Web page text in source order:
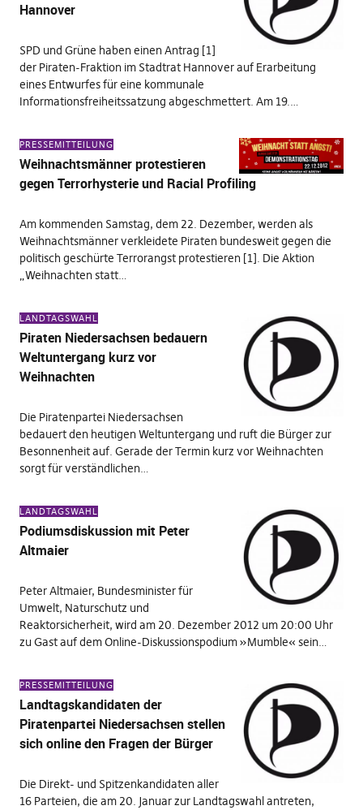
Hannover
SPD und Grüne haben einen Antrag [1]
der Piraten-Fraktion im Stadtrat Hannover auf Erarbeitung
eines Entwurfes für eine kommunale
Informationsfreiheitssatzung abgeschmettert. Am 19.…
PRESSEMITTEILUNG
Weihnachtsmänner protestieren
gegen Terrorhysterie und Racial Profiling
Am kommenden Samstag, dem 22. Dezember, werden als
Weihnachtsmänner verkleidete Piraten bundesweit gegen die
politisch geschürte Terrorangst protestieren [1]. Die Aktion
„Weihnachten statt…
LANDTAGSWAHL
Piraten Niedersachsen bedauern
Weltuntergang kurz vor
Weihnachten
Die Piratenpartei Niedersachsen
bedauert den heutigen Weltuntergang und ruft die Bürger zur
Besonnenheit auf. Gerade der Termin kurz vor Weihnachten
sorgt für verständlichen…
LANDTAGSWAHL
Podiumsdiskussion mit Peter
Altmaier
Peter Altmaier, Bundesminister für
Umwelt, Naturschutz und
Reaktorsicherheit, wird am 20. Dezember 2012 um 20:00 Uhr
zu Gast auf dem Online-Diskussionspodium »Mumble« sein…
PRESSEMITTEILUNG
Landtagskandidaten der
Piratenpartei Niedersachsen stellen
sich online den Fragen der Bürger
Die Direkt- und Spitzenkandidaten aller
16 Parteien, die am 20. Januar zur Landtagswahl antreten,